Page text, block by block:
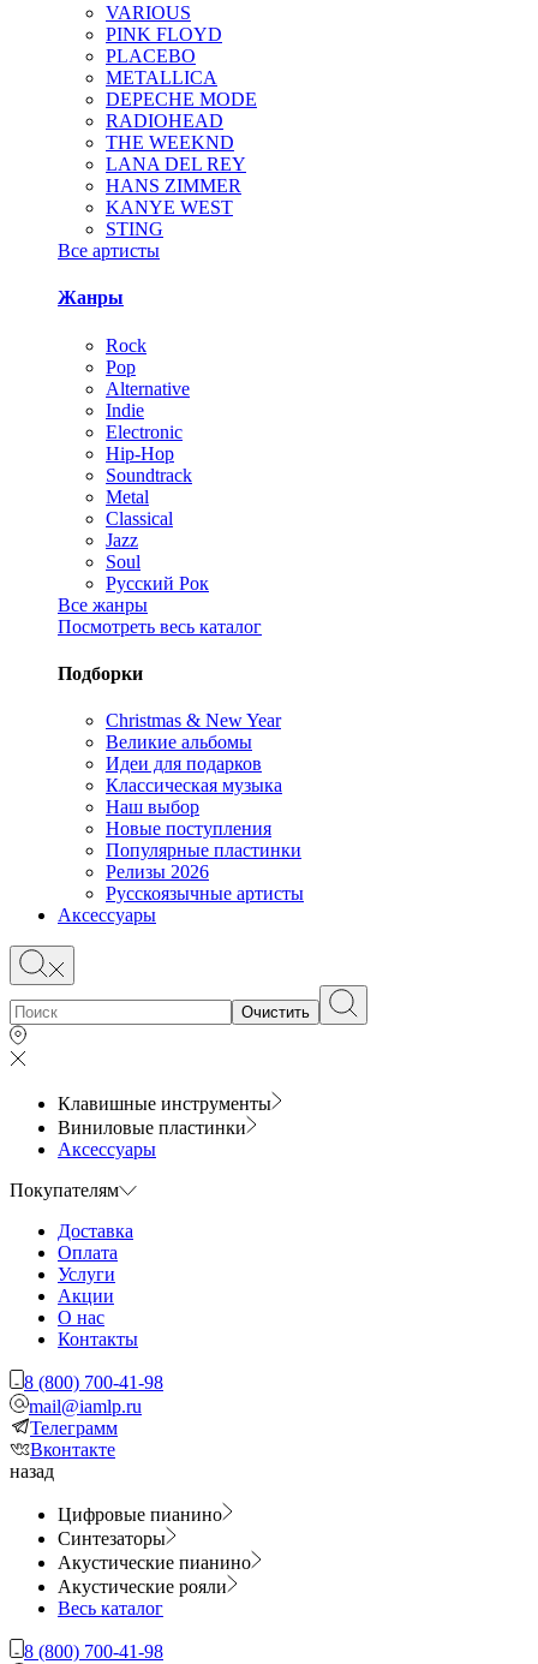
VARIOUS
PINK FLOYD
PLACEBO
METALLICA
DEPECHE MODE
RADIOHEAD
THE WEEKND
LANA DEL REY
HANS ZIMMER
KANYE WEST
STING
Все артисты
Жанры
Rock
Pop
Alternative
Indie
Electronic
Hip-Hop
Soundtrack
Metal
Classical
Jazz
Soul
Русский Рок
Все жанры
Посмотреть весь каталог
Подборки
Christmas & New Year
Великие альбомы
Идеи для подарков
Классическая музыка
Наш выбор
Новые поступления
Популярные пластинки
Релизы 2026
Русскоязычные артисты
Аксессуары
Очистить
Клавишные инструменты
Виниловые пластинки
Аксессуары
Покупателям
Доставка
Оплата
Услуги
Акции
О нас
Контакты
8 (800) 700-41-98
mail@iamlp.ru
Телеграмм
Вконтакте
назад
Цифровые пианино
Синтезаторы
Акустические пианино
Акустические рояли
Весь каталог
8 (800) 700-41-98